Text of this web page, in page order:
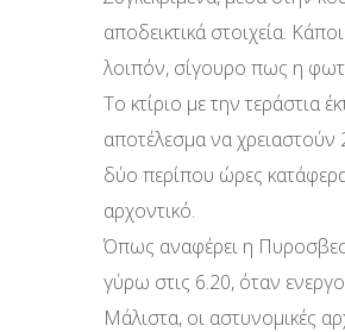
αποδεικτικά στοιχεία.
λοιπόν, σίγουρο πως η
Το κτίριο με την τεράστια
αποτέλεσμα να
δύο περίπου ώρες
αρχοντικό.
Όπως αναφέρει η
γύρω στις 6.20, όταν
Μάλιστα, οι αστυνομικές